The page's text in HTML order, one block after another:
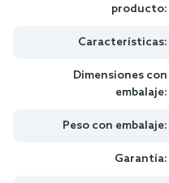
producto:
Características:
Dimensiones con
embalaje:
Peso con embalaje:
Garantía: